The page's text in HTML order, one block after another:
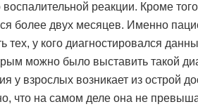
реакции. Кроме
более двух месяцев. Именно
тех, у кого диагностировался
можно было выставить такой
у взрослых возникает из острой
что на самом деле она не